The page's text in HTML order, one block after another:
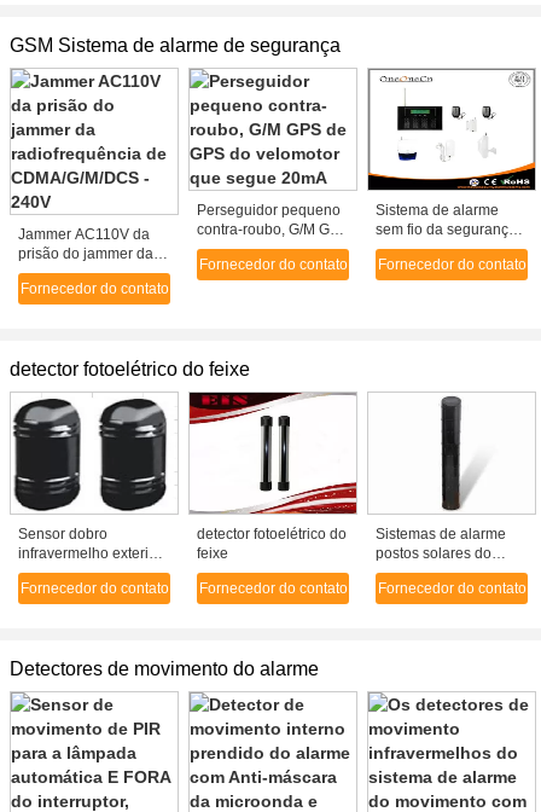
GSM Sistema de alarme de segurança
Jammer AC110V da
prisão do jammer da
radiofrequência de
CDMA/G/M/DCS -
Fornecedor do contato
Perseguidor pequeno
contra-roubo, G/M GPS
de GPS do velomotor
que segue 20mA
Fornecedor do contato
Sistema de alarme
sem fio da segurança
da G/M da casa com a
tela do teclado do
Fornecedor do contato
detector fotoelétrico do feixe
Sensor dobro
infravermelho exterior
do detector do feixe
(ABT-20/30/40)
Fornecedor do contato
detector fotoelétrico do
feixe
Fornecedor do contato
Sistemas de alarme
postos solares do
detector fotoelétrico
impermeável do feixe,
Fornecedor do contato
Detectores de movimento do alarme